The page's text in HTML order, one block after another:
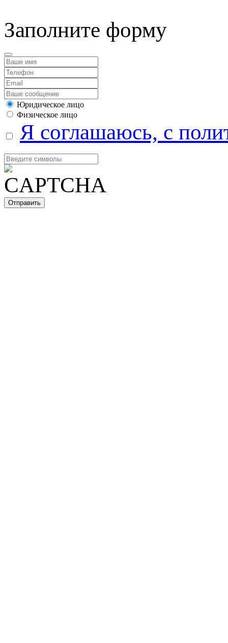
Заполните форму
Юридическое лицо
Физическое лицо
Я соглашаюсь, с